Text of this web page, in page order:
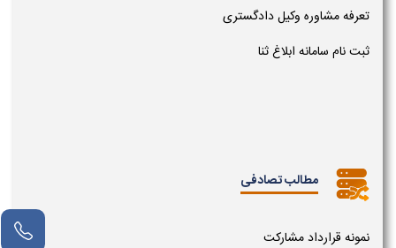
تعرفه مشاوره وکیل دادگستری
ثبت نام سامانه ابلاغ ثنا
مطالب تصادفی
نمونه قرارداد مشارکت